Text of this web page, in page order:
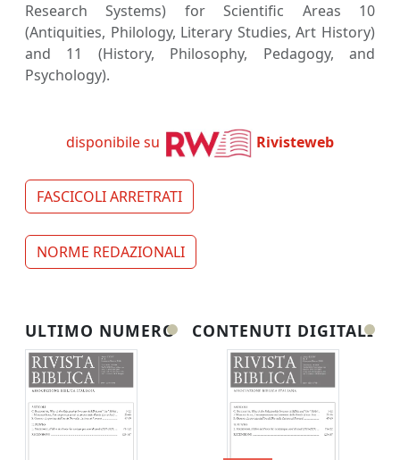
Research Systems) for Scientific Areas 10
(Antiquities, Philology, Literary Studies, Art History)
and 11 (History, Philosophy, Pedagogy, and
Psychology).
disponibile su Rivisteweb
FASCICOLI ARRETRATI
NORME REDAZIONALI
ULTIMO NUMERO CONTENUTI DIGITALI